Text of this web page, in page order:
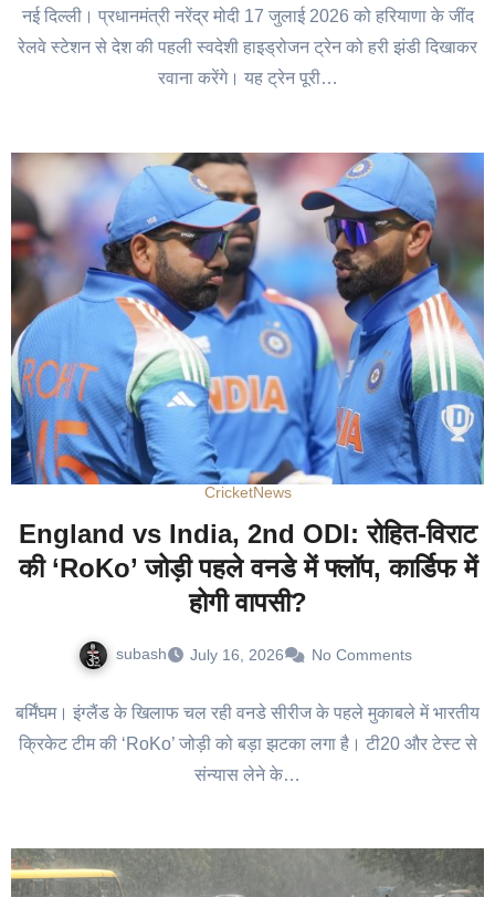
नई दिल्ली। प्रधानमंत्री नरेंद्र मोदी 17 जुलाई 2026 को हरियाणा के जींद
रेलवे स्टेशन से देश की पहली स्वदेशी हाइड्रोजन ट्रेन को हरी झंडी दिखाकर
रवाना करेंगे। यह ट्रेन पूरी…
CricketNews
England vs India, 2nd ODI: रोहित-विराट
की ‘RoKo’ जोड़ी पहले वनडे में फ्लॉप, कार्डिफ में
होगी वापसी?
subash July 16, 2026 No Comments
बर्मिंघम। इंग्लैंड के खिलाफ चल रही वनडे सीरीज के पहले मुकाबले में भारतीय
क्रिकेट टीम की ‘RoKo’ जोड़ी को बड़ा झटका लगा है। टी20 और टेस्ट से
संन्यास लेने के…